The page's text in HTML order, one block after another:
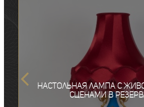
Настольная лампа с
сценами в